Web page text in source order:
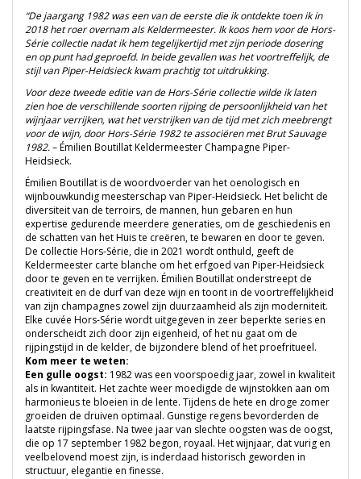
“De jaargang 1982 was een van de eerste die ik ontdekte toen ik in
2018 het roer overnam als Keldermeester. Ik koos hem voor de Hors-
Série collectie nadat ik hem tegelijkertijd met zijn periode dosering
en op punt had geproefd. In beide gevallen was het voortreffelijk, de
stijl van Piper-Heidsieck kwam prachtig tot uitdrukking.
Voor deze tweede editie van de Hors-Série collectie wilde ik laten
zien hoe de verschillende soorten rijping de persoonlijkheid van het
wijnjaar verrijken, wat het verstrijken van de tijd met zich meebrengt
voor de wijn, door Hors-Série 1982 te associëren met Brut Sauvage
1982.–Émilien BoutillatKeldermeester Champagne Piper-
Heidsieck.
Émilien Boutillat is de woordvoerder van het oenologisch en
wijnbouwkundig meesterschap van Piper-Heidsieck. Het belicht de
diversiteit van de terroirs, de mannen, hun gebaren en hun
expertise gedurende meerdere generaties, om de geschiedenis en
de schatten van het Huis te creëren, te bewaren en door te geven.
De collectie Hors-Série, die in 2021 wordt onthuld, geeft de
Keldermeester carte blanche om het erfgoed van Piper-Heidsieck
door te geven en te verrijken. Émilien Boutillat onderstreept de
creativiteit en de durf van deze wijn en toont in de voortreffelijkheid
van zijn champagnes zowel zijn duurzaamheid als zijn moderniteit.
Elke cuvée Hors-Série wordt uitgegeven in zeer beperkte series en
onderscheidt zich door zijn eigenheid, of het nu gaat om de
rijpingstijd in de kelder, de bijzondere blend of het proefritueel.
Kom meer te weten:
Een gulle oogst: 1982 was een voorspoedig jaar, zowel in kwaliteit
als in kwantiteit. Het zachte weer moedigde de wijnstokken aan om
harmonieus te bloeien in de lente. Tijdens de hete en droge zomer
groeiden de druiven optimaal. Gunstige regens bevorderden de
laatste rijpingsfase. Na twee jaar van slechte oogsten was de oogst,
die op 17 september 1982 begon, royaal. Het wijnjaar, dat vurig en
veelbelovend moest zijn, is inderdaad historisch geworden in
structuur, elegantie en finesse.